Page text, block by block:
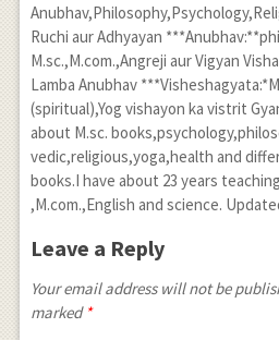
Ruchi aur Adhyayan
M.sc.,M.com.,Angreji aur Vigyan
Lamba Anubhav
(spiritual),Yog vishayon ka vistrit
about M.sc.
vedic,religious,yoga,health and
books.I have about 23 years
,M.com.,English and science.
Leave a Reply
Your email address will not be
marked *